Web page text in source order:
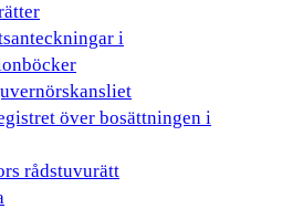
i
över bosättningen i
rådstuvurätt